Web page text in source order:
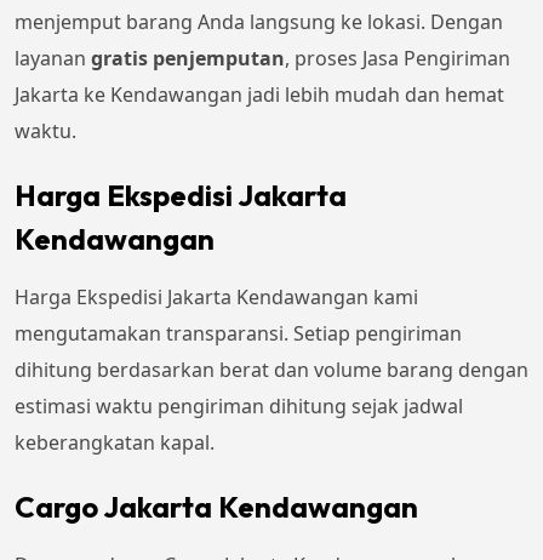
menjemput barang Anda langsung ke lokasi. Dengan
layanan gratis penjemputan, proses Jasa Pengiriman
Jakarta ke Kendawangan jadi lebih mudah dan hemat
waktu.
Harga Ekspedisi Jakarta
Kendawangan
Harga Ekspedisi Jakarta Kendawangan kami
mengutamakan transparansi. Setiap pengiriman
dihitung berdasarkan berat dan volume barang dengan
estimasi waktu pengiriman dihitung sejak jadwal
keberangkatan kapal.
Cargo Jakarta Kendawangan